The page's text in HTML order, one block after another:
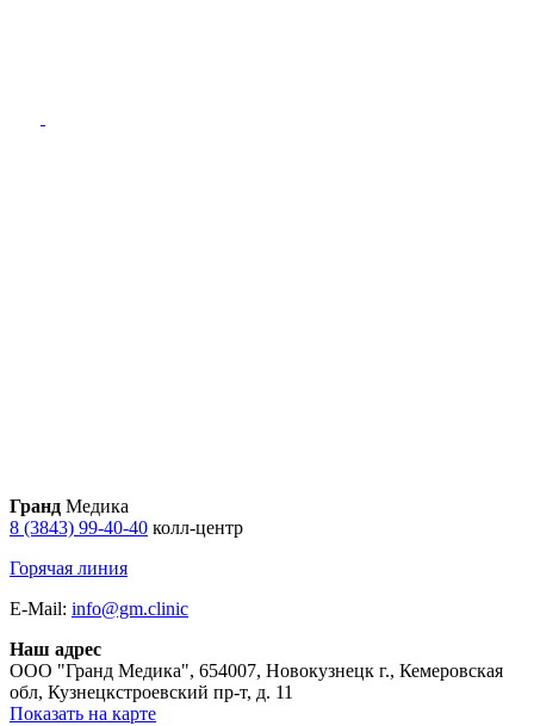
Гранд Медика
8 (3843) 99-40-40 колл-центр
Горячая линия
E-Mail: info@gm.clinic
Наш адрес
ООО "Гранд Медика", 654007, Новокузнецк г., Кемеровская
обл, Кузнецкстроевский пр-т, д. 11
Показать на карте